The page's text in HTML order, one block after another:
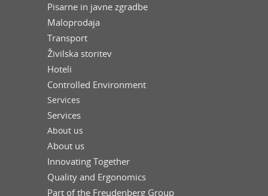
Pisarne in javne zgradbe
Maloprodaja
Transport
Živilska storitev
Hoteli
Controlled Environment
Services
Services
About us
About us
Innovating Together
Quality and Ergonomics
Part of the Freudenberg Group